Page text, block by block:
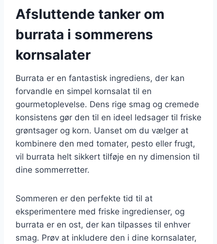
Afsluttende tanker om
burrata i sommerens
kornsalater
Burrata er en fantastisk ingrediens, der kan
forvandle en simpel kornsalat til en
gourmetoplevelse. Dens rige smag og cremede
konsistens gør den til en ideel ledsager til friske
grøntsager og korn. Uanset om du vælger at
kombinere den med tomater, pesto eller frugt,
vil burrata helt sikkert tilføje en ny dimension til
dine sommerretter.
Sommeren er den perfekte tid til at
eksperimentere med friske ingredienser, og
burrata er en ost, der kan tilpasses til enhver
smag. Prøv at inkludere den i dine kornsalater,